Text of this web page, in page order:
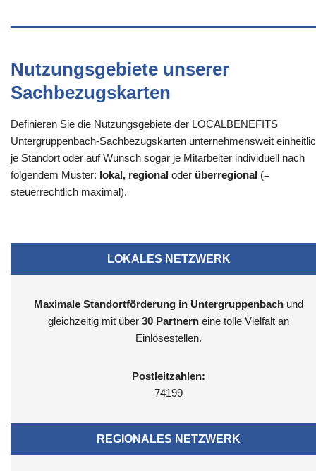
Nutzungsgebiete unserer
Sachbezugskarten
Definieren Sie die Nutzungsgebiete der LOCALBENEFITS
Untergruppenbach-Sachbezugskarten unternehmensweit
je Standort oder auf Wunsch sogar je Mitarbeiter individuell nach
folgendem Muster: lokal, regional oder überregional (=
steuerrechtlich maximal).
LOKALES NETZWERK
Maximale Standortförderung in Untergruppenbach und
gleichzeitig mit über 30 Partnern eine tolle Vielfalt an
Einlösestellen.
Postleitzahlen:
74199
REGIONALES NETZWERK